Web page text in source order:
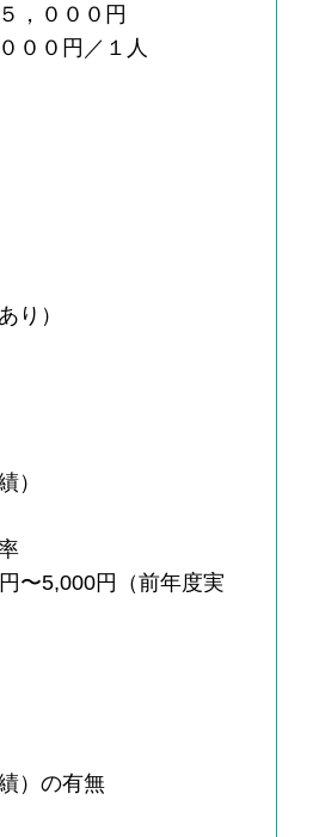
，０００円
００円／１人
り）
）
〜5,000円（前年度実
）の有無